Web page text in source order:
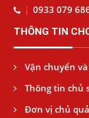
0933 079
THÔNG TIN
Vận chuyển
Thông tin chủ
Đơn vị chủ